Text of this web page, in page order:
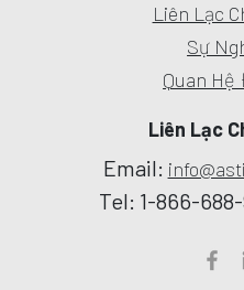
Liên Lạc
Sự
Quan Hệ
Liên Lạc
Email:
Tel: 1-866-688-